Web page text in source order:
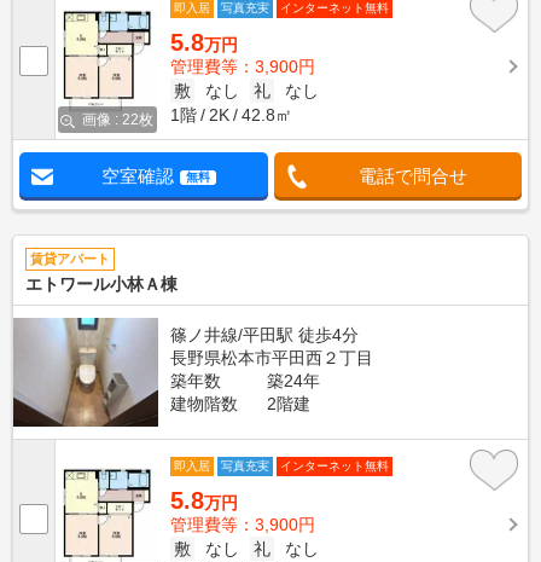
画像 : 22枚
即入居 写真充実 インターネット無料
5.8万円
管理費等：3,900円
敷
なし 礼
なし
1階
2K 42.8㎡
空室確認 無料 電話で問合せ
賃貸アパート
エトワール小林Ａ棟
篠ノ井線/平田駅 徒歩4分
長野県松本市平田西２丁目
築年数
築24年
建物階数
2階建
即入居 写真充実 インターネット無料
5.8万円
管理費等：3,900円
敷
なし 礼
なし